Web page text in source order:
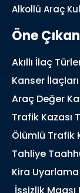
Alkollü Araç
Öne
Akıllı İlaç
Kanser İlaçları
Araç Değer
Trafik Kazası
Ölümlü Trafik
Tahliye
Kira Uyarlama
İşsizlik